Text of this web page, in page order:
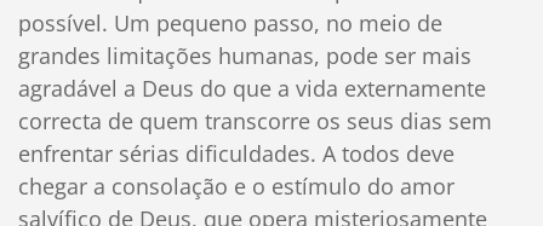
possível. Um pequeno passo, no meio de
grandes limitações humanas, pode ser mais
agradável a Deus do que a vida externamente
correcta de quem transcorre os seus dias sem
enfrentar sérias dificuldades. A todos deve
chegar a consolação e o estímulo do amor
salvífico de Deus, que opera misteriosamente